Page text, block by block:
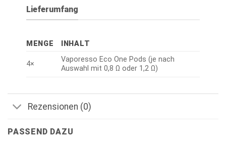
Lieferumfang
MENGE INHALT
4×
Vaporesso Eco One Pods (je nach
Auswahl mit 0,8 Ω oder 1,2 Ω)
Rezensionen (0)
PASSEND DAZU